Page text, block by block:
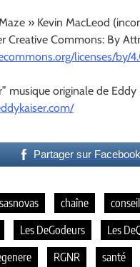
» Kevin MacLeod
Creative Commons: By
licenses/by/
musique originale de Eddy
Partager sur Facebook
chaîne
Les DeGodeurs Les
RGNR santé